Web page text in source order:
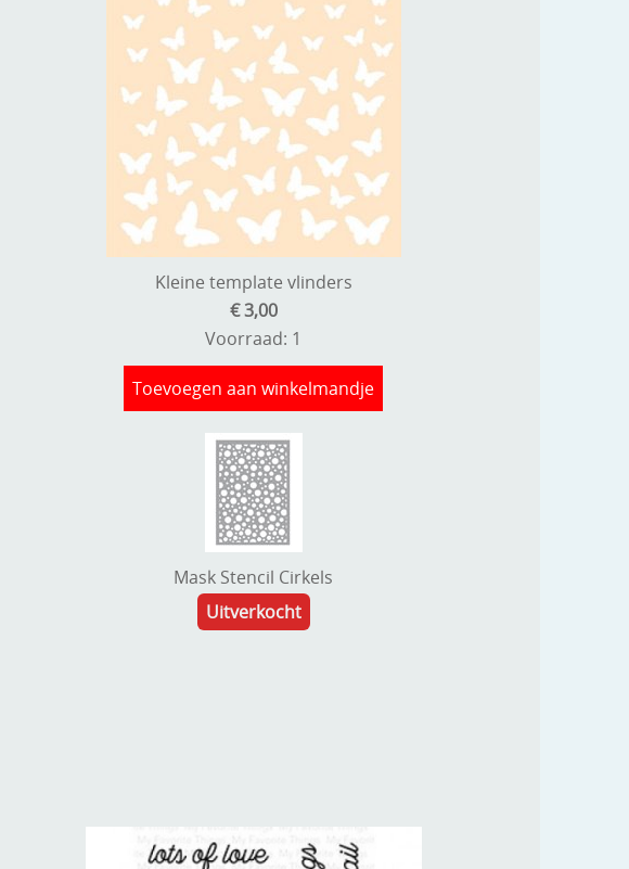
Kleine template vlinders
€ 3,00
Voorraad: 1
Toevoegen aan winkelmandje
Mask Stencil Cirkels
Uitverkocht